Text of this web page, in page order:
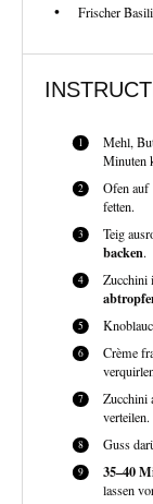
Frischer
Mehl,
Minuten
Ofen auf
fetten.
Teig
backen.
Zucchini
Crème
Zucchini
verteilen.
Guss
35–40
lassen